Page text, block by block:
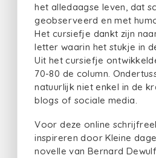
het alledaagse leven, dat
geobserveerd en met
Het cursiefje dankt zijn
letter waarin het stukje in
Uit het cursiefje
70-80 de column.
natuurlijk niet enkel in de
blogs of sociale media.
Voor deze online
inspireren door Kleine
novelle van Bernard